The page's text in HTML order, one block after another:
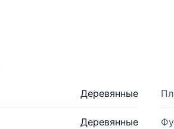
Деревянные
Деревянные